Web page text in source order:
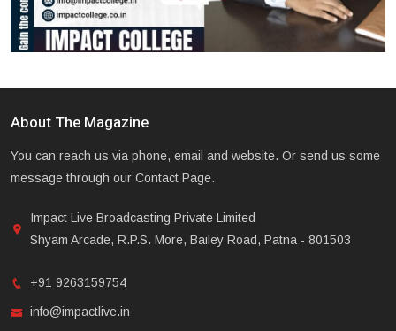
About The Magazine
You can reach us via phone, email and website. Or send us some
message through our Contact Page.
Impact Live Broadcasting Private Limited
Shyam Arcade, R.P.S. More, Bailey Road, Patna - 801503
+91 9263159754
info@impactlive.in